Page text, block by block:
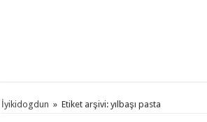
İyikidogdun » Etiket arşivi: yılbaşı pasta